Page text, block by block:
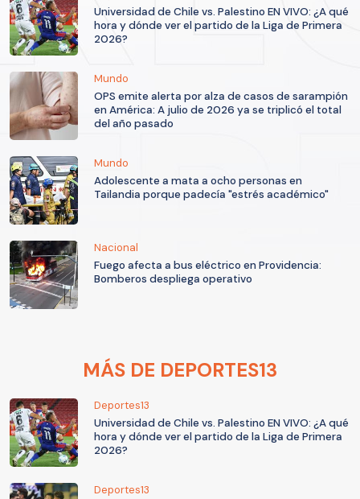
Universidad de Chile vs. Palestino EN VIVO: ¿A qué
hora y dónde ver el partido de la Liga de Primera
2026?
Mundo
OPS emite alerta por alza de casos de sarampión
en América: A julio de 2026 ya se triplicó el total
del año pasado
Mundo
Adolescente a mata a ocho personas en
Tailandia porque padecía "estrés académico"
Nacional
Fuego afecta a bus eléctrico en Providencia:
Bomberos despliega operativo
MÁS DE DEPORTES13
Deportes13
Universidad de Chile vs. Palestino EN VIVO: ¿A qué
hora y dónde ver el partido de la Liga de Primera
2026?
Deportes13